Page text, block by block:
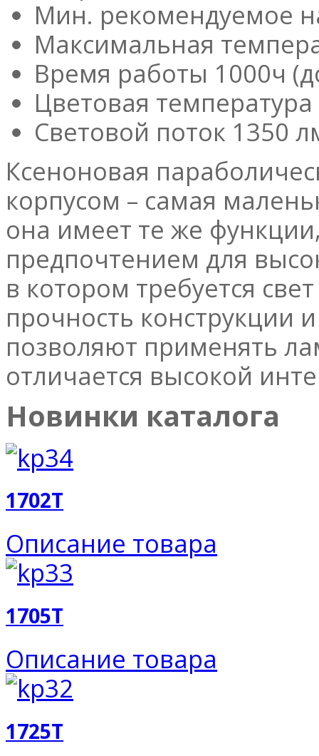
Мин. рекомендуемое
Максимальная
Время работы 1000ч
Цветовая температура
Световой поток 1350
Ксеноновая
корпусом – самая
она имеет те же
предпочтением для
в котором требуется
прочность конструкции
позволяют применять
отличается высокой
Новинки каталога
1702T
Описание товара
1705T
Описание товара
1725T